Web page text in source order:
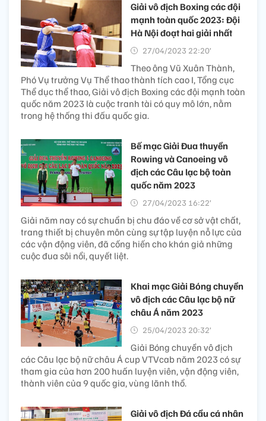
Giải vô địch Boxing các đội
mạnh toàn quốc 2023: Đội
Hà Nội đoạt hai giải nhất
27/04/2023 22:20’
Theo ông Vũ Xuân Thành,
Phó Vụ trưởng Vụ Thể thao thành tích cao I, Tổng cục
Thể dục thể thao, Giải vô địch Boxing các đội mạnh toàn
quốc năm 2023 là cuộc tranh tài có quy mô lớn, nằm
trong hệ thống thi đấu quốc gia.
Bế mạc Giải Đua thuyền
Rowing và Canoeing vô
địch các Câu lạc bộ toàn
quốc năm 2023
27/04/2023 16:22’
Giải năm nay có sự chuẩn bị chu đáo về cơ sở vật chất,
trang thiết bị chuyên môn cùng sự tập luyện nỗ lực của
các vận động viên, đã cống hiến cho khán giả những
cuộc đua sôi nổi, quyết liệt.
Khai mạc Giải Bóng chuyền
vô địch các Câu lạc bộ nữ
châu Á năm 2023
25/04/2023 20:32’
Giải Bóng chuyền vô địch
các Câu lạc bộ nữ châu Á cup VTVcab năm 2023 có sự
tham gia của hơn 200 huấn luyện viên, vận động viên,
thành viên của 9 quốc gia, vùng lãnh thổ.
Giải vô địch Đá cầu cá nhân